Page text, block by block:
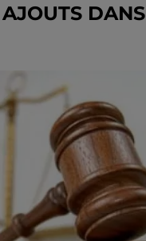
DANS